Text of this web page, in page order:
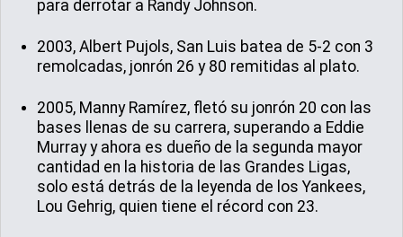
para derrotar a Randy Johnson.
2003, Albert Pujols, San Luis batea de 5-2 con 3
remolcadas, jonrón 26 y 80 remitidas al plato.
2005, Manny Ramírez, fletó su jonrón 20 con las
bases llenas de su carrera, superando a Eddie
Murray y ahora es dueño de la segunda mayor
cantidad en la historia de las Grandes Ligas,
solo está detrás de la leyenda de los Yankees,
Lou Gehrig, quien tiene el récord con 23.